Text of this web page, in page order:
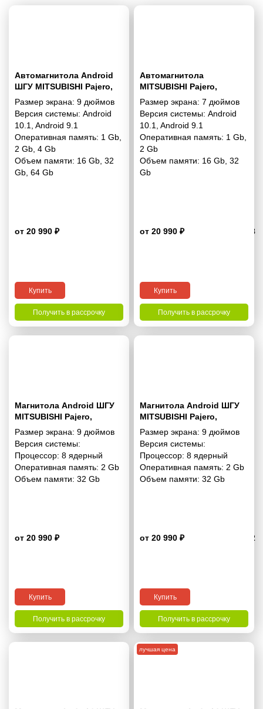
Автомагнитола Android
ШГУ MITSUBISHI Pajero,
Shogun, Montero 2007+ 9"
Размер экрана: 9 дюймов
Версия системы: Android
10.1
Android 9.1
Оперативная память: 1 Gb
2 Gb 4 Gb
Объем памяти: 16 Gb 32
Gb 64 Gb
от 20 990 ₽ 4.8
Купить
Получить в рассрочку
Автомагнитола
MITSUBISHI Pajero,
Shogun, Montero 2007+ 7"
Размер экрана: 7 дюймов
Версия системы: Android
10.1
,Android 9.1
Оперативная память: 1 Gb
2 Gb
Объем памяти: 16 Gb ,32
Gb
от 20 990 ₽
Купить
Получить в рассрочку
Магнитола Android ШГУ
MITSUBISHI Pajero,
Shogun, Montero 2007+ 9
дюймов - 10.1 2/32 Гб Pro
Размер экрана: 9 дюймов
Версия системы:
Процессор: 8 ядерный
Оперативная память: 2 Gb
Объем памяти: 32 Gb
от 20 990 ₽ 4.2
Купить
Получить в рассрочку
Магнитола Android ШГУ
MITSUBISHI Pajero,
Shogun, Montero 2007+ 9
дюймов - 10.1 2/32 Гб
Simple
Размер экрана: 9 дюймов
Версия системы:
Процессор: 8 ядерный
Оперативная память: 2 Gb
Объем памяти: 32 Gb
от 20 990 ₽
Купить
Получить в рассрочку
лучшая цена